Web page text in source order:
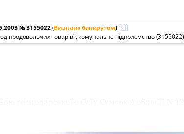
№ 3155022(Визнано банкрутом)
продовольчих товарів", комунальне підприємство (3155022)